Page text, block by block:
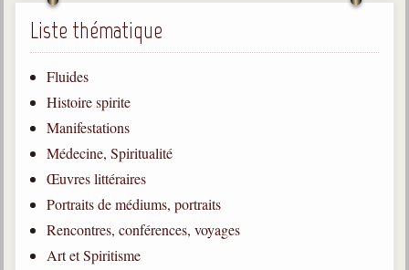
Plan d'accès
La doctrine Spirite
Les bases du spiritisme
Philosophie
La doctrine d'Allan Kardec
But des manifestations spirites
Liste thématique
Fluides
Histoire spirite
Manifestations
Médecine, Spiritualité
Œuvres littéraires
Portraits de médiums, portraits
Rencontres, conférences, voyages
Art et Spiritisme